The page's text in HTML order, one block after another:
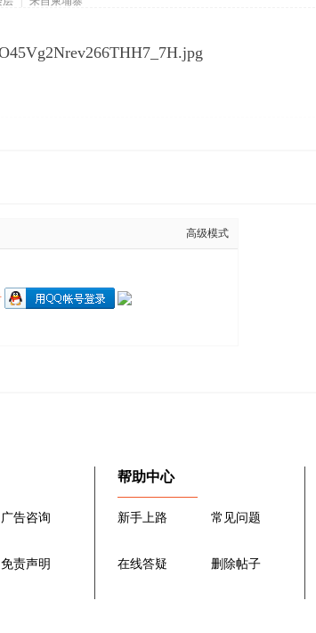
高级模式
广告咨询
免责声明
帮助中心
新手上路 常见问题
在线答疑 删除帖子